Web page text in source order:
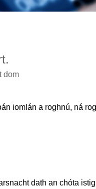
dom
iomlán a roghnú, ná
dath an chóta